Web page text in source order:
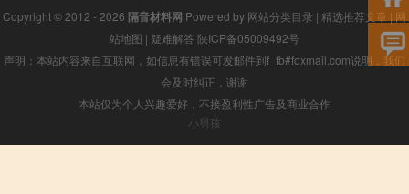
Copyright © 2012 - 2026 隔音材料网 Powered by 网站分类目录 | 精选推荐文章 | 网
站地图 | 疑难解答 陕ICP备05009492号
声明：本站内容来自互联网，如信息有错误可发邮件到f_fb#foxmail.com说明，我们
会及时纠正，谢谢
本站仅为个人兴趣爱好，不接盈利性广告及商业合作
小男孩